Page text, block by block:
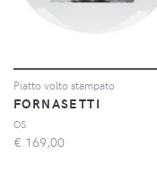
Piatto volto stampato
FORNASETTI
OS
€ 169,00